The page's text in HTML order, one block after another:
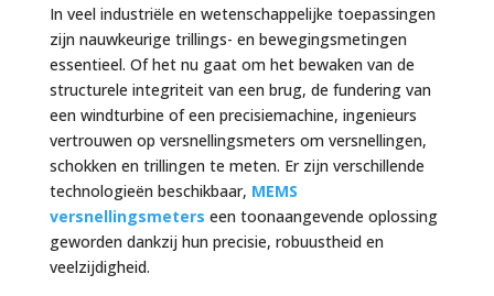
In veel industriële en wetenschappelijke toepassingen
zijn nauwkeurige trillings- en bewegingsmetingen
essentieel. Of het nu gaat om het bewaken van de
structurele integriteit van een brug, de fundering van
een windturbine of een precisiemachine, ingenieurs
vertrouwen op versnellingsmeters om versnellingen,
schokken en trillingen te meten. Er zijn verschillende
technologieën beschikbaar, MEMS
versnellingsmeters een toonaangevende oplossing
geworden dankzij hun precisie, robuustheid en
veelzijdigheid.